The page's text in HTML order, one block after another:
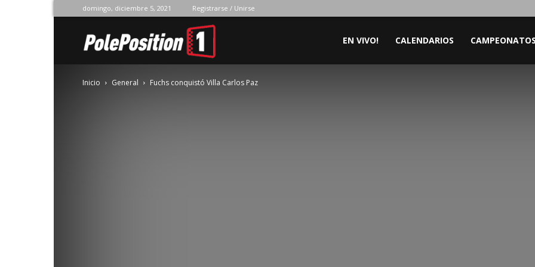
domingo, diciembre 5, 2021 Registrarse / Unirse
Position
EN VIVO! CALENDARIOS
Inicio General Fuchs conquistó Villa Carlos Paz